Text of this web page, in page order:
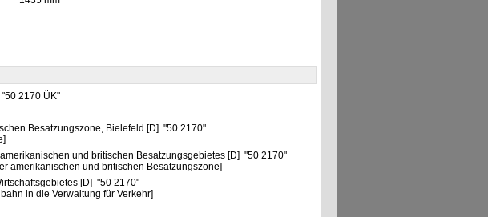
2170 ÜK"
Besatzungszone, Bielefeld [D] "50 2170"
und britischen Besatzungsgebietes [D] "50 2170"
amerikanischen und britischen Besatzungszone]
[D] "50 2170"
in die Verwaltung für Verkehr]